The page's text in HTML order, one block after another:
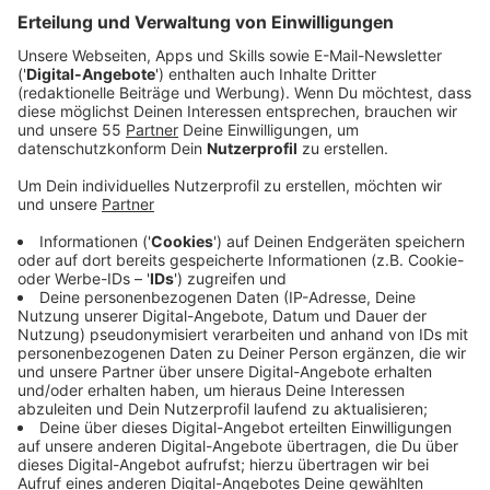
Veröffentlicht: Dienstag, 26.05.2026 00:00
Anzeige
Auszug aus der neuen Folge seines Podcasts